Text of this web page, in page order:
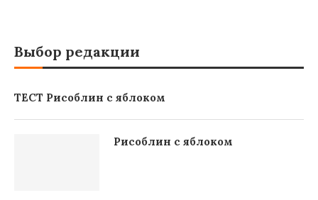
Выбор редакции
ТЕСТ Рисоблин с яблоком
Рисоблин с яблоком